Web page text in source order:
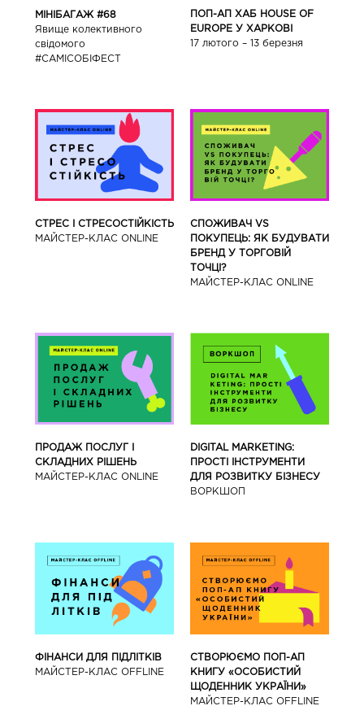
МІНІБАГАЖ #68
Явище колективного
свідомого
#САМІСОБІФЕСТ
ПОП-АП ХАБ HOUSE OF
EUROPE У ХАРКОВІ
17 лютого – 13 березня
СТРЕС І СТРЕСОСТІЙКІСТЬ
МАЙСТЕР-КЛАС ONLINE
СПОЖИВАЧ VS
ПОКУПЕЦЬ: ЯК БУДУВАТИ
БРЕНД У ТОРГОВІЙ
ТОЧЦІ?
МАЙСТЕР-КЛАС ONLINE
ПРОДАЖ ПОСЛУГ І
СКЛАДНИХ РІШЕНЬ
МАЙСТЕР-КЛАС ONLINE
DIGITAL MARKETING:
ПРОСТІ ІНСТРУМЕНТИ
ДЛЯ РОЗВИТКУ БІЗНЕСУ
ВОРКШОП
ФІНАНСИ ДЛЯ ПІДЛІТКІВ
МАЙCТЕР-КЛАС OFFLINE
СТВОРЮЄМО ПОП-АП
КНИГУ «ОСОБИСТИЙ
ЩОДЕННИК УКРАЇНИ»
МАЙCТЕР-КЛАС OFFLINE